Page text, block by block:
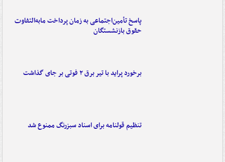
پاسخ تأمین‌اجتماعی به زمان پرداخت مابه‌التفاوت
حقوق بازنشستگان
برخورد پراید با تیر برق ۲ فوتی بر جای گذاشت
تنظیم قولنامه برای اسناد سبزرنگ ممنوع شد